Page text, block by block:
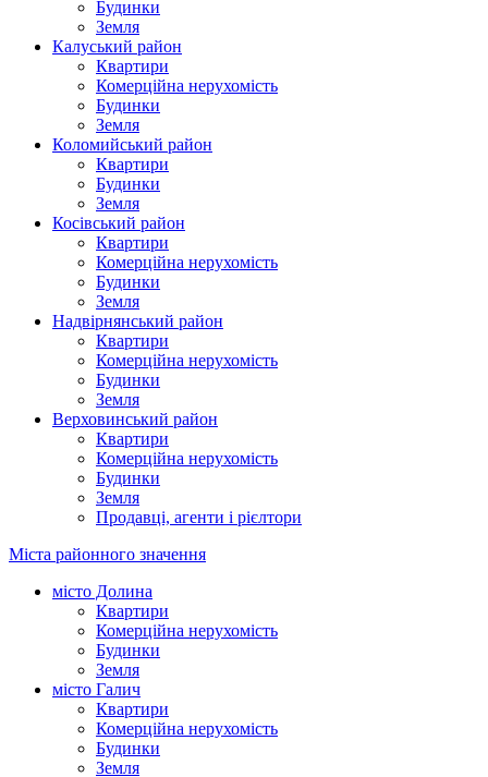
Будинки
Земля
Калуський район
Квартири
Комерційна нерухомість
Будинки
Земля
Коломийський район
Квартири
Будинки
Земля
Косівський район
Квартири
Комерційна нерухомість
Будинки
Земля
Надвірнянський район
Квартири
Комерційна нерухомість
Будинки
Земля
Верховинський район
Квартири
Комерційна нерухомість
Будинки
Земля
Продавці, агенти і рієлтори
Міста районного значення
місто Долина
Квартири
Комерційна нерухомість
Будинки
Земля
місто Галич
Квартири
Комерційна нерухомість
Будинки
Земля